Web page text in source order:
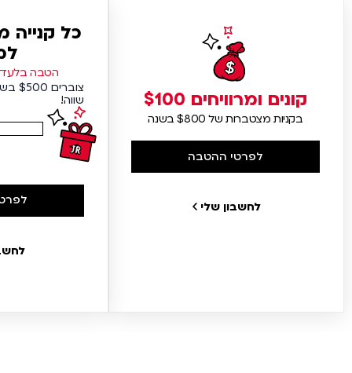
קונים ומרוויחים $100
בקניות מצטברות של $800 בשנה
לפרטי ההטבה
לחשבון שלי
כל
הטבה
שווה!